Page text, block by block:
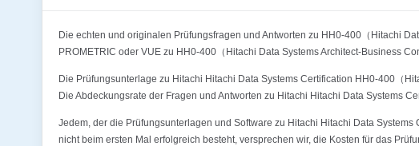
Die echten und originalen Prüfungsfragen und Antworten zu HH0-400（Hitachi
PROMETRIC oder VUE zu HH0-400（Hitachi Data Systems Architect-Business
Die Prüfungsunterlage zu Hitachi Hitachi Data Systems Certification HH0-400（
Die Abdeckungsrate der Fragen und Antworten zu Hitachi Hitachi Data Systems
Jedem, der die Prüfungsunterlagen und Software zu Hitachi Hitachi Data
nicht beim ersten Mal erfolgreich besteht, versprechen wir, die Kosten für das